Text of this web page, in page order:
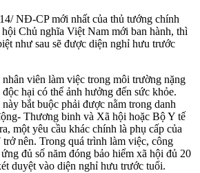
NĐ-CP mới nhất của thủ tướng chính
Chủ nghĩa Việt Nam mới ban hành, thì
như sau sẽ được diện nghỉ hưu trước
viên làm việc trong môi trường nặng
hại có thể ảnh hưởng đến sức khỏe.
bắt buộc phải được nằm trong danh
Thương binh và Xã hội hoặc Bộ Y tế
một yêu cầu khác chính là phụ cấp của
trở nên. Trong quá trình làm việc, công
đủ số năm đóng bảo hiểm xã hội đủ 20
duyệt vào diện nghỉ hưu trước tuổi.